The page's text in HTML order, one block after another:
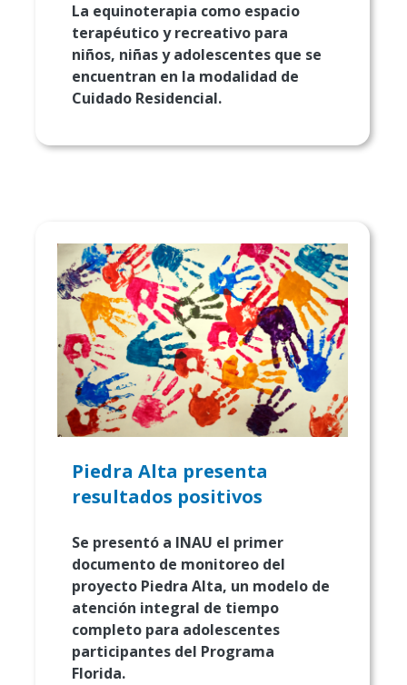
La equinoterapia como espacio
terapéutico y recreativo para
niños, niñas y adolescentes que se
encuentran en la modalidad de
Cuidado Residencial.
Piedra Alta presenta
resultados positivos
Se presentó a INAU el primer
documento de monitoreo del
proyecto Piedra Alta, un modelo de
atención integral de tiempo
completo para adolescentes
participantes del Programa
Florida.